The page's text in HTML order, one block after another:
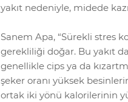
yakıt nedeniyle, midede
Sanem Apa, “Sürekli stres
gerekliliği doğar. Bu yakıt
genellikle cips ya da
şeker oranı yüksek
ortak iki yönü kalorilerinin